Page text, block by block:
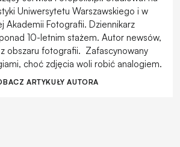
Uniwersytetu Warszawskiego i w
Akademii Fotografii. Dziennikarz
10-letnim stażem. Autor newsów,
obszaru fotografii. Zafascynowany
choć zdjęcia woli robić analogiem.
ARTYKUŁY AUTORA